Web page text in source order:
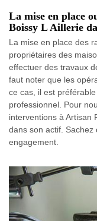
La mise en place
Boissy L Aillerie
La mise en place des
propriétaires des
effectuer des travaux
faut noter que les
ce cas, il est
professionnel. Pour
interventions à Artisan
dans son actif.
engagement.